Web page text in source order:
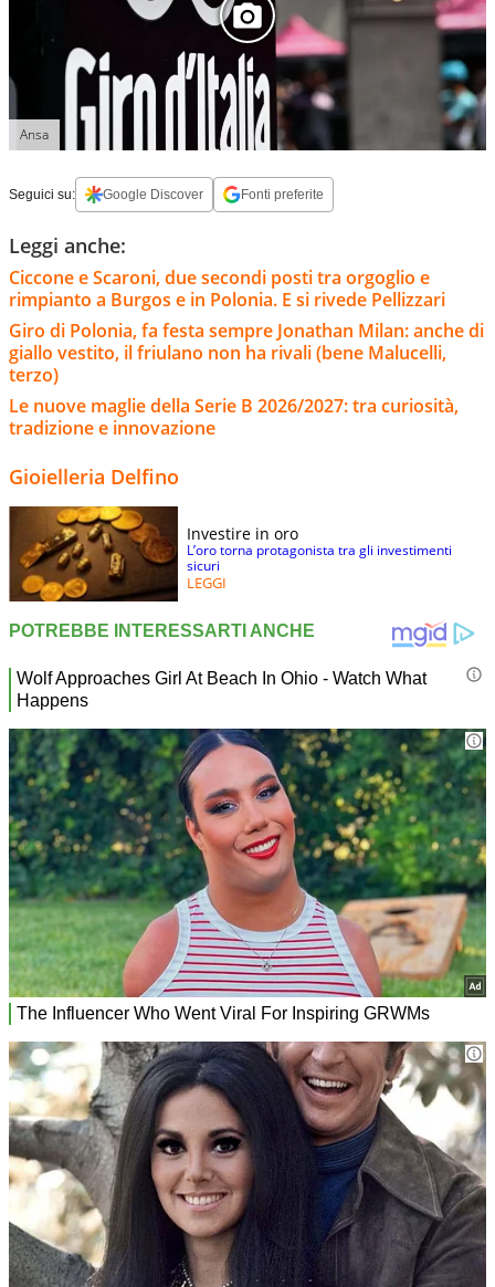
Ansa
Seguici su: Google Discover Fonti preferite
Leggi anche:
Ciccone e Scaroni, due secondi posti tra orgoglio e
rimpianto a Burgos e in Polonia. E si rivede Pellizzari
Giro di Polonia, fa festa sempre Jonathan Milan: anche di
giallo vestito, il friulano non ha rivali (bene Malucelli,
terzo)
Le nuove maglie della Serie B 2026/2027: tra curiosità,
tradizione e innovazione
Gioielleria Delfino
Investire in oro
L’oro torna protagonista tra gli investimenti
sicuri
LEGGI